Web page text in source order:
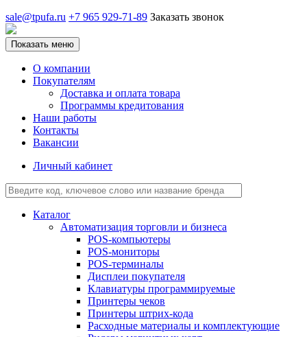
sale@tpufa.ru +7 965 929-71-89 Заказать звонок
Показать меню
О компании
Покупателям
Доставка и оплата товара
Программы кредитования
Наши работы
Контакты
Вакансии
Личный кабинет
Каталог
Автоматизация торговли и бизнеса
POS-компьютеры
POS-мониторы
POS-терминалы
Дисплеи покупателя
Клавиатуры программируемые
Принтеры чеков
Принтеры штрих-кода
Расходные материалы и комплектующие